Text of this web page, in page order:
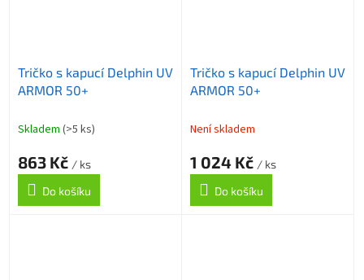
Tričko s kapucí Delphin UV
ARMOR 50+
Skladem (>5 ks)
863 Kč / ks
Do košíku
Tričko s kapucí Delphin UV
ARMOR 50+
Není skladem
1 024 Kč / ks
Do košíku